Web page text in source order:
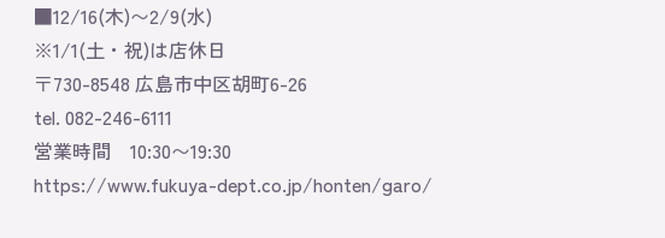
■12/16(木)〜2/9(水)
※1/1(土・祝)は店休日
〒730-8548 広島市中区胡町6-26
tel. 082-246-6111
営業時間 10:30〜19:30
https://www.fukuya-dept.co.jp/honten/garo/